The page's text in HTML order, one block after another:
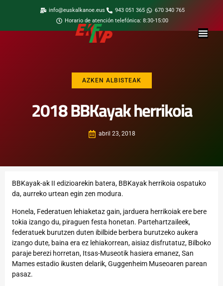
info@euskalkanoe.eus 943 051 365
670 340 765
Horario de atención telefónica: 8:30-15:00
AZKEN ALBISTEAK
2018 BBKayak herrikoia
abril 23, 2018
BBKayak-ak II edizioarekin batera, BBKayak herrikoia ospatuko
da, aurreko urtean egin zen modura.
Honela, Federatuen lehiaketaz gain, jarduera herrikoiak ere bere
tokia izango du, piraguen festa honetan. Partehartzaileek,
federatuek burutzen duten ibilbide berbera burutzeko aukera
izango dute, baina era ez lehiakorrean, aisiaz disfrutatuz, Bilboko
paraje berezi horretan, Itsas-Museotik hasiera emanez, San
Mames estadio ikusten delarik, Guggenheim Museoaren parean
pasaz.